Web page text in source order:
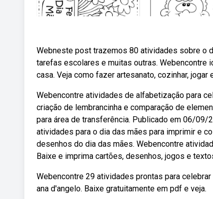
Webneste post trazemos 80 atividades sobre o
tarefas escolares e muitas outras. Webencontre
casa. Veja como fazer artesanato, cozinhar,
Webencontre atividades de alfabetização para
criação de lembrancinha e comparação de
para área de transferência. Publicado em 06/09/
atividades para o dia das mães para imprimir e
desenhos do dia das mães. Webencontre
Baixe e imprima cartões, desenhos, jogos e
Webencontre 29 atividades prontas para
ana d'angelo. Baixe gratuitamente em pdf e veja.